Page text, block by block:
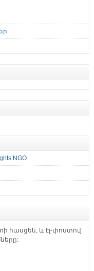
NGO
հասցեն, և էլ-փոստով